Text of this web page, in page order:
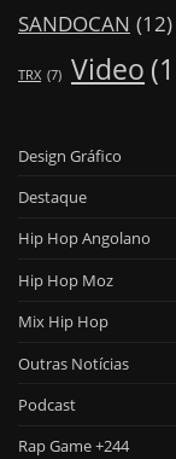
SANDOCAN (12)
TRX (7) Video
Design Gráfico
Destaque
Hip Hop Angolano
Hip Hop Moz
Mix Hip Hop
Outras Notícias
Podcast
Rap Game +244